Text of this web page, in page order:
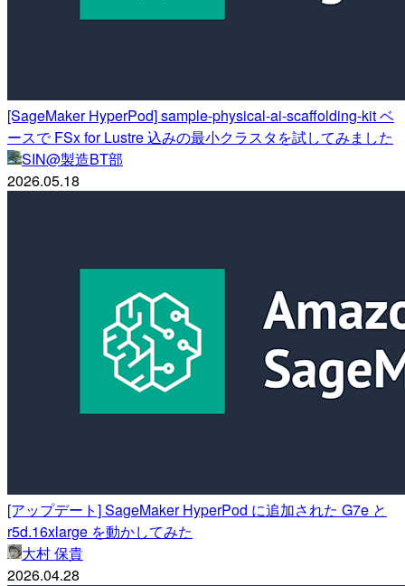
[SageMaker HyperPod] sample-physical-ai-scaffolding-kit ベ
ースで FSx for Lustre 込みの最小クラスタを試してみました
SIN@製造BT部
2026.05.18
[アップデート] SageMaker HyperPod に追加された G7e と
r5d.16xlarge を動かしてみた
大村 保貴
2026.04.28